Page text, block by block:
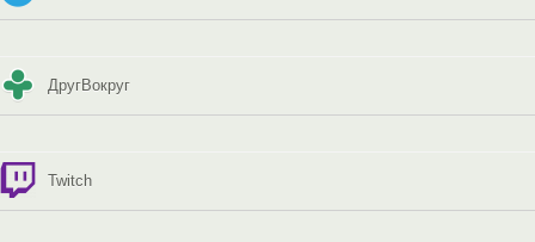
ДругВокруг
Twitch